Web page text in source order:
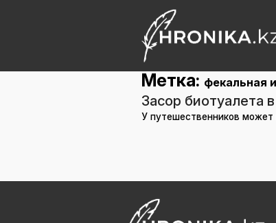
Метка: фекальная
Засор биотуалета
У путешественников может